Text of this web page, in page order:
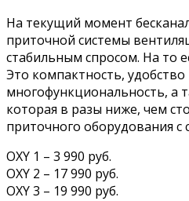
На текущий момент
приточной системы
стабильным спросом. На то
Это компактность,
многофункциональность, а
которая в разы ниже, чем
приточного оборудования с
OXY 1 – 3 990 руб.
OXY 2 – 17 990 руб.
OXY 3 – 19 990 руб.